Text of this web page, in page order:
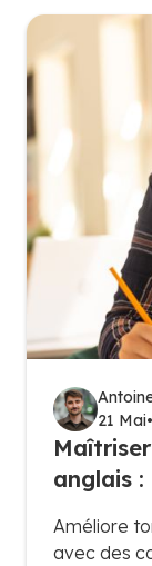
21 Mai•
anglais
Améliore
avec des